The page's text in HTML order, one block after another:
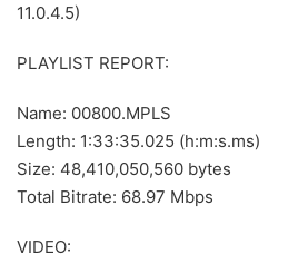
11.0.4.5)
PLAYLIST REPORT:
Name: 00800.MPLS
Length: 1:33:35.025 (h:m:s.ms)
Size: 48,410,050,560 bytes
Total Bitrate: 68.97 Mbps
VIDEO: